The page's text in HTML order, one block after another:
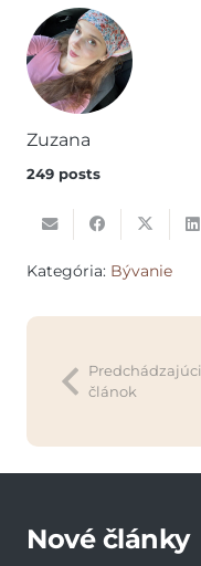
Zuzana
249 posts
Kategória: Bývanie
Predchádzajúci
článok
Nové články